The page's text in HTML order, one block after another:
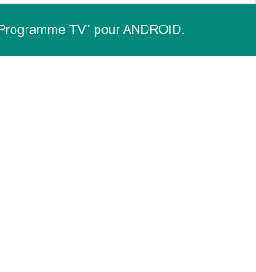
TV" pour ANDROID.